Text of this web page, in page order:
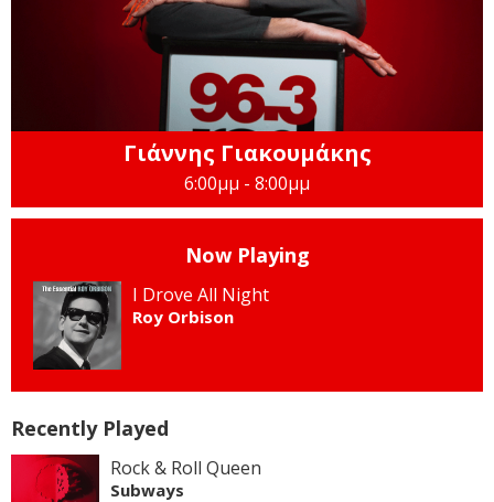
Γιάννης Γιακουμάκης
6:00μμ - 8:00μμ
Now Playing
I Drove All Night
Roy Orbison
Recently Played
Rock & Roll Queen
Subways